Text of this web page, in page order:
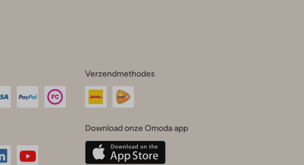
Verzendmethodes
Download onze Omoda app